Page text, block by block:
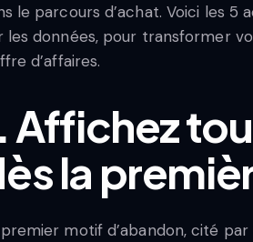
le parcours d’achat. Voici les 5
les données, pour transformer
d’affaires.
Affichez
la
motif d’abandon, cité par